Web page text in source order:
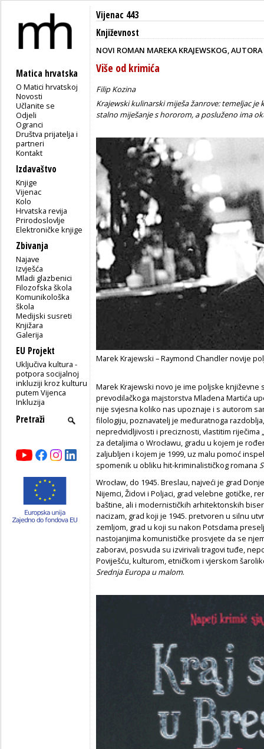
Matica hrvatska
O Matici hrvatskoj
Novosti
Učlanite se
Odjeli
Ogranci
Društva prijatelja i
partneri
Kontakt
Izdavaštvo
Knjige
Vijenac
Kolo
Hrvatska revija
Prirodoslovlje
Elektroničke knjige
Zbivanja
Najave
Izvješća
Mladi glazbenici
Filozofska škola
Komunikološka
škola
Medijski susreti
Knjižara
Galerija
EU Projekt
Uključiva kultura -
potpora socijalnoj
inkluziji kroz kulturu
putem Vijenca
Inkluzija
Vijenac 443
Književnost
NOVI ROMAN MAREKA KRAJEWSKOG,
Više od krimića
Filip Kozina
Krajewski kulinarski miješa žanrove: temeljac
stalno miješanje s hororom, a posluženo ima
Marek Krajewski – Raymond Chandler novije
Marek Krajewski novo je ime poljske književne
prevodilačkoga majstorstva Mladena Martića
nije svjesna koliko nas upoznaje i s autorom
filologiju, poznavatelj je međuratnoga
nepredvidljivosti i preciznosti, vlastitim riječima
za detaljima o Wrocławu, gradu u kojem je
zaljubljen i kojem je 1999, uz malu pomoć
spomenik u obliku hit-kriminalističkog romana
Wrocław, do 1945. Breslau, najveći je grad
Nijemci, Židovi i Poljaci, grad velebne gotičke,
baštine, ali i modernističkih arhitektonskih
nacizam, grad koji je 1945. pretvoren u silnu
zemljom, grad u koji su nakon Potsdama
nastojanjima komunističke prosvjete da se
zaboravi, posvuda su izvirivali tragovi tuđe,
Poviješću, kulturom, etničkom i vjerskom
Srednja Europa u malom.